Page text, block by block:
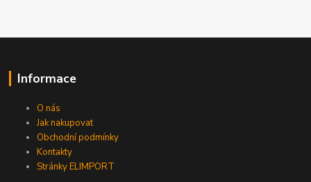
Informace
O nás
Jak nakupovat
Obchodní podmínky
Kontakty
Stránky ELIMPORT